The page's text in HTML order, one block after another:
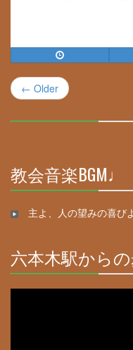
Post
navigation
← Older
教会音楽BGM♩
Complete
主よ、人の望みの喜び
六本木駅から